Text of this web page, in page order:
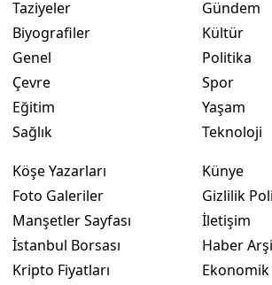
Taziyeler
Biyografiler
Genel
Çevre
Eğitim
Sağlık
Gündem
Kültür
Politika
Spor
Yaşam
Teknoloji
Köşe Yazarları
Foto Galeriler
Manşetler Sayfası
İstanbul Borsası
Kripto Fiyatları
Künye
Gizlilik
İletişim
Haber
Ekonomik